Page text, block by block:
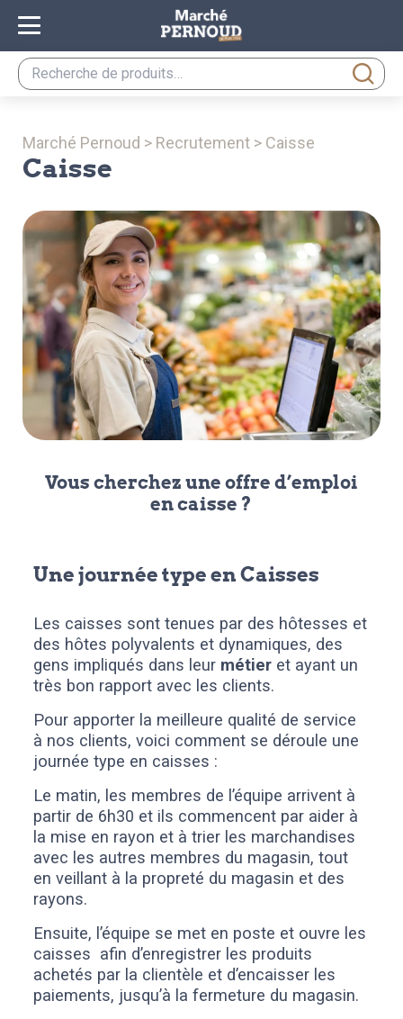
Recherche
pour :
Marché Pernoud > Recrutement > Caisse
Caisse
Vous cherchez une offre d’emploi
en caisse ?
Une journée type en Caisses
Les caisses sont tenues par des hôtesses et
des hôtes polyvalents et dynamiques, des
gens impliqués dans leur métier et ayant un
très bon rapport avec les clients.
Pour apporter la meilleure qualité de service
à nos clients, voici comment se déroule une
journée type en caisses :
Le matin, les membres de l’équipe arrivent à
partir de 6h30 et ils commencent par aider à
la mise en rayon et à trier les marchandises
avec les autres membres du magasin, tout
en veillant à la propreté du magasin et des
rayons.
Ensuite, l’équipe se met en poste et ouvre les
caisses afin d’enregistrer les produits
achetés par la clientèle et d’encaisser les
paiements, jusqu’à la fermeture du magasin.